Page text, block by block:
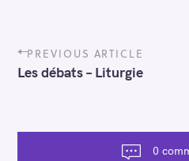
P
o
s
a
PREVIOUS ARTICLE
Les débats – Liturgie
0